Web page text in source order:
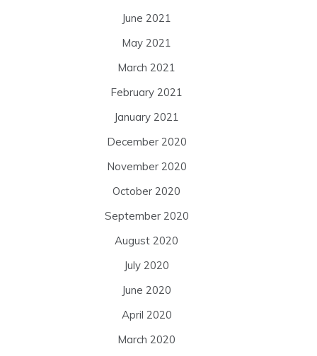
June 2021
May 2021
March 2021
February 2021
January 2021
December 2020
November 2020
October 2020
September 2020
August 2020
July 2020
June 2020
April 2020
March 2020